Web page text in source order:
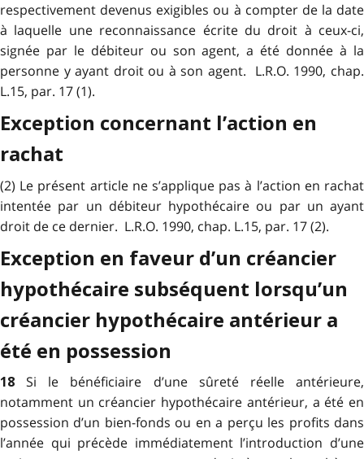
respectivement devenus exigibles ou à compter de la date
à laquelle une reconnaissance écrite du droit à ceux-ci,
signée par le débiteur ou son agent, a été donnée à la
personne y ayant droit ou à son agent. L.R.O. 1990, chap.
L.15, par. 17 (1).
Exception concernant l’action en
rachat
(2) Le présent article ne s’applique pas à l’action en rachat
intentée par un débiteur hypothécaire ou par un ayant
droit de ce dernier. L.R.O. 1990, chap. L.15, par. 17 (2).
Exception en faveur d’un créancier
hypothécaire subséquent lorsqu’un
créancier hypothécaire antérieur a
été en possession
18Si le bénéficiaire d’une sûreté réelle antérieure,
notamment un créancier hypothécaire antérieur, a été en
possession d’un bien-fonds ou en a perçu les profits dans
l’année qui précède immédiatement l’introduction d’une